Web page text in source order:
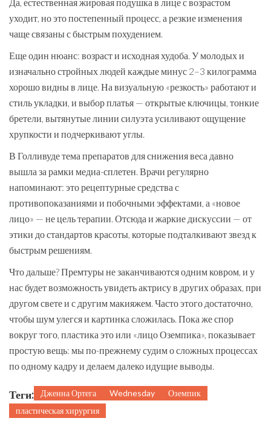
уходит, но это постепенный процесс, а резкие изменения
чаще связаны с быстрым похудением.
Еще один нюанс: возраст и исходная худоба. У молодых и
изначально стройных людей каждые минус 2–3 килограмма
хорошо видны в лице. На визуальную «резкость» работают и
стиль укладки, и выбор платья — открытые ключицы, тонкие
бретели, вытянутые линии силуэта усиливают ощущение
хрупкости и подчеркивают углы.
В Голливуде тема препаратов для снижения веса давно
вышла за рамки медиа-сплетен. Врачи регулярно
напоминают: это рецептурные средства с
противопоказаниями и побочными эффектами, а «новое
лицо» — не цель терапии. Отсюда и жаркие дискуссии — от
этики до стандартов красоты, которые подталкивают звезд к
быстрым решениям.
Что дальше? Премтуры не заканчиваются одним ковром, и у
нас будет возможность увидеть актрису в других образах, при
другом свете и с другим макияжем. Часто этого достаточно,
чтобы шум улегся и картинка сложилась. Пока же спор
вокруг того, пластика это или «лицо Оземпика», показывает
простую вещь: мы по-прежнему судим о сложных процессах
по одному кадру и делаем далеко идущие выводы.
Теги: Дженна Ортега Wednesday
Оземпик
пластическая хирургия